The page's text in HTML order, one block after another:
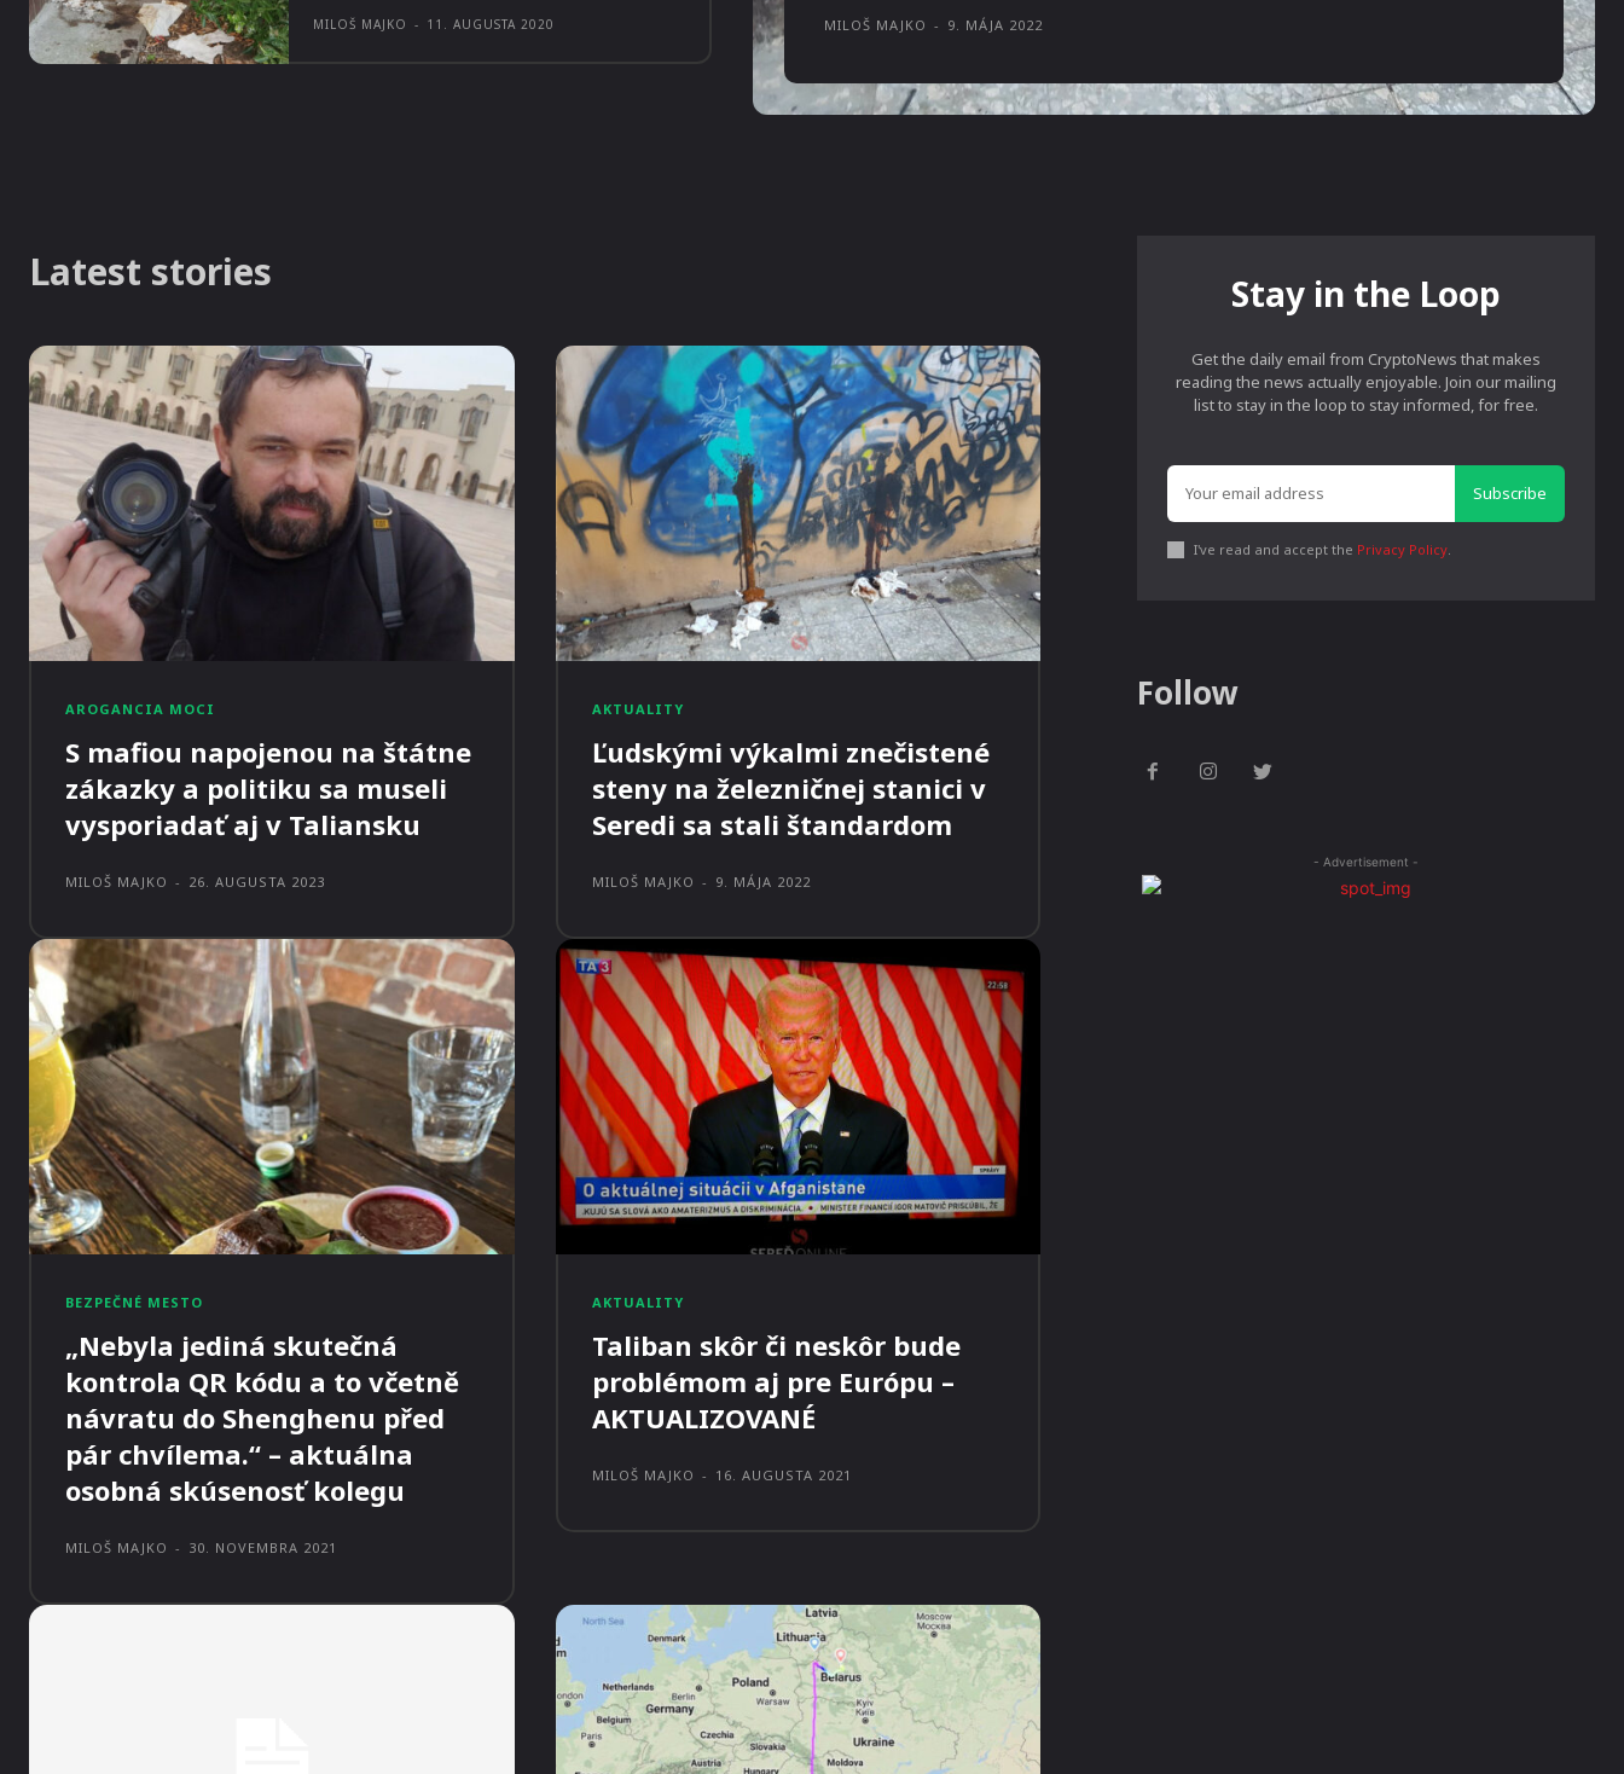
MILOŠ MAJKO - 11. AUGUSTA 2020 MILOŠ MAJKO - 9. MÁJA 2022
Latest stories
AROGANCIA MOCI
S mafiou napojenou na štátne
zákazky a politiku sa museli
vysporiadať aj v Taliansku
MILOŠ MAJKO - 26. AUGUSTA 2023
AKTUALITY
Ľudskými výkalmi znečistené
steny na železničnej stanici v
Seredi sa stali štandardom
MILOŠ MAJKO - 9. MÁJA 2022
BEZPEČNÉ MESTO
„Nebyla jediná skutečná
kontrola QR kódu a to včetně
návratu do Shenghenu před
pár chvílema.“ – aktuálna
osobná skúsenosť kolegu
MILOŠ MAJKO - 30. NOVEMBRA 2021
AKTUALITY
Taliban skôr či neskôr bude
problémom aj pre Európu –
AKTUALIZOVANÉ
MILOŠ MAJKO - 16. AUGUSTA 2021
Stay in the Loop
Get the daily email from CryptoNews that makes
reading the news actually enjoyable. Join our mailing
list to stay in the loop to stay informed, for free.
Subscribe
I've read and accept the Privacy Policy.
Follow
- Advertisement -